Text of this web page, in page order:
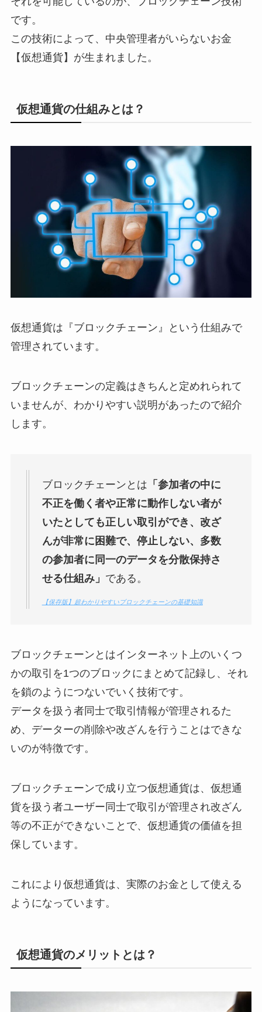
です。
この技術によって、中央管理者がいらないお金
【仮想通貨】が生まれました。
仮想通貨の仕組みとは？
仮想通貨は『ブロックチェーン』という仕組みで
管理されています。
ブロックチェーンの定義はきちんと定めれられて
いませんが、わかりやすい説明があったので紹介
します。
ブロックチェーンとは 「参加者の中に
不正を働く者や正常に動作しない者が
いたとしても正しい取引ができ、改ざ
んが非常に困難で、停止しない、多数
の参加者に同一のデータを分散保持さ
せる仕組み」 である。
【保存版】超わかりやすいブロックチェーンの基礎知識
ブロックチェーンとはインターネット上のいくつ
かの取引を1つのブロックにまとめて記録し、それ
を鎖のようにつないでいく技術です。
データを扱う者同士で取引情報が管理されるた
め、データーの削除や改ざんを行うことはできな
いのが特徴です。
ブロックチェーンで成り立つ仮想通貨は、仮想通
貨を扱う者ユーザー同士で取引が管理され改ざん
等の不正ができないことで、仮想通貨の価値を担
保しています。
これにより仮想通貨は、実際のお金として使える
ようになっています。
仮想通貨のメリットとは？